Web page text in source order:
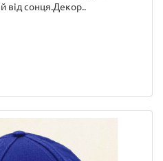
від сонця.Декор..